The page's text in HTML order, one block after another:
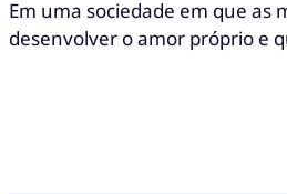
Em uma sociedade em que
desenvolver o amor próprio e